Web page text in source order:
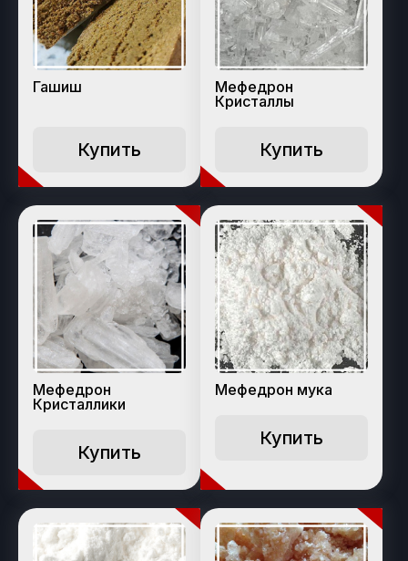
Гашиш
Купить
Мефедрон
Кристаллы
Купить
Мефедрон
Кристаллики
Купить
Мефедрон мука
Купить